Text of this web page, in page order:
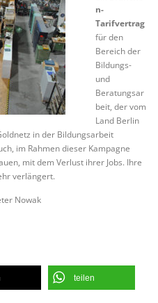
n-
Tarifvertrag
für den
Bereich der
Bildungs-
und
Beratungsar
beit, der vom
Land Berlin
in der Bildungsarbeit
im Rahmen dieser Kampagne
mit dem Verlust ihrer Jobs. Ihre
verlängert.
Nowak
teilen